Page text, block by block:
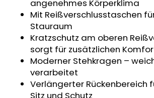
angenehmes Körperklima
Mit Reißverschlusstaschen
Stauraum
Kratzschutz am oberen
sorgt für zusätzlichen
Moderner Stehkragen –
verarbeitet
Verlängerter Rückenbereich
Sitz und Schutz